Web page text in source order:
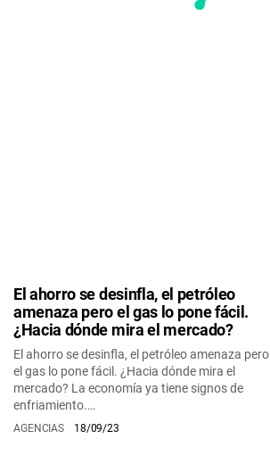
El ahorro se desinfla, el petróleo
amenaza pero el gas lo pone fácil.
¿Hacia dónde mira el mercado?
El ahorro se desinfla, el petróleo amenaza pero
el gas lo pone fácil. ¿Hacia dónde mira el
mercado? La economía ya tiene signos de
enfriamiento.…
AGENCIAS 18/09/23